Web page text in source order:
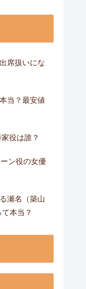
席扱いにな
当？最安値
役は誰？
ン役の女優
瀬名（築山
本当？